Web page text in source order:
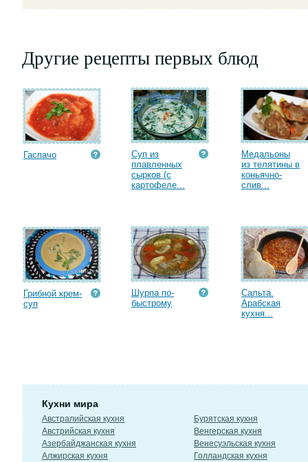
Другие рецепты первых блюд
Гаспачо
Суп из
плавленных
сырков (с
картофеле...
Медальоны
из телятины в
коньячно-
слив...
Грибной крем-
суп
Шурпа по-
быстрому
Сальта.
Арабская
кухня...
Кухни мира
Австралийская кухня
Австрийская кухня
Азербайджанская кухня
Алжирская кухня
Бурятская кухня
Венгерская кухня
Венесуэльская кухня
Голландская кухня